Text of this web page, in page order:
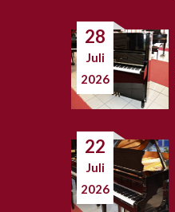
28
Juli
2026
22
Juli
2026